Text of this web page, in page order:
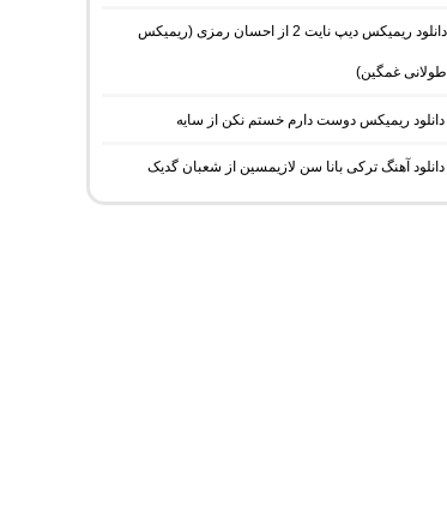
دانلود ریمیکس دیپ نایت 2 از احسان رمزی (ریمیکس
طولانی غمگین)
دانلود ریمیکس دوست دارم خستم نکن از سایه
دانلود آهنگ ترکی بانا سن لازیمسین از شعبان گدیک